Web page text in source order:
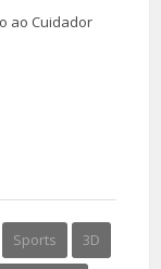
ao Cuidador
Sports 3D